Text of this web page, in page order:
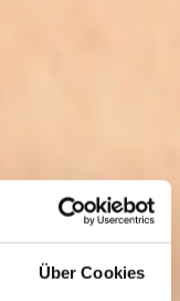
Über Cookies